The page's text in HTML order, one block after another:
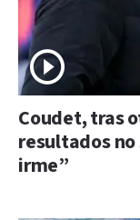
Coudet, tras
resultados no
irme”